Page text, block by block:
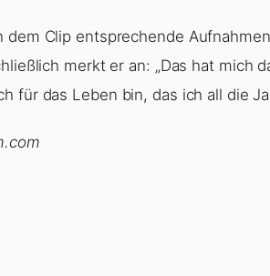
dem Clip entsprechende
merkt er an: „Das hat mich
für das Leben bin, das ich all die